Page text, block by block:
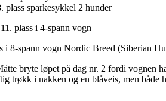
plass sparkesykkel 2 hunder
plass i 4-spann vogn
i 8-spann vogn Nordic Breed (Siberian
bryte løpet på dag nr. 2 fordi vognen
trøkk i nakken og en blåveis, men både